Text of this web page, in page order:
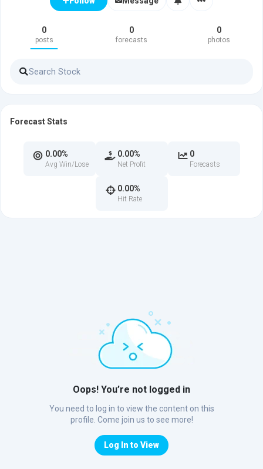
0
posts
0
forecasts
0
photos
Oops! You’re not logged in
You need to log in to view the content on this
profile. Come join us to see more!
Log In to View
Forecast Stats
0.00%
Avg Win/Lose
0.00%
Net Profit
0
Forecasts
0.00%
Hit Rate